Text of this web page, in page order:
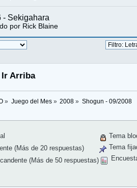
- Sekigahara
por Rick Blaine
Ir Arriba
» Juego del Mes» 2008 » Shogun - 09/2008
(Más de 20 respuestas)
(Más de 50 respuestas)
Tema
Tema